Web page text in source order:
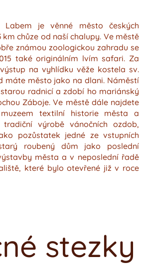
Labem je věnné město českých
chůze od naší chalupy. Ve městě
známou zoologickou zahradu se
také originálním lvím safari. Za
na vyhlídku věže kostela sv.
máte město jako na dlani. Náměstí
radnicí a zdobí ho mariánský
Záboje. Ve městě dále najdete
textilní historie města a
tradiční výrobě vánočních ozdob,
pozůstatek jedné ze vstupních
roubený dům jako poslední
města a v neposlední řadě
které bylo otevřené již v roce
stezky